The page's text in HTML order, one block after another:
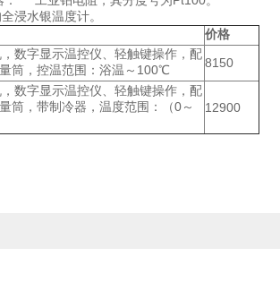
水银温度计。
价格
数字显示温控仪、轻触键操作，配
筒，控温范围：浴温～100℃
8150
数字显示温控仪、轻触键操作，配
筒，带制冷器，温度范围：（0～
12900